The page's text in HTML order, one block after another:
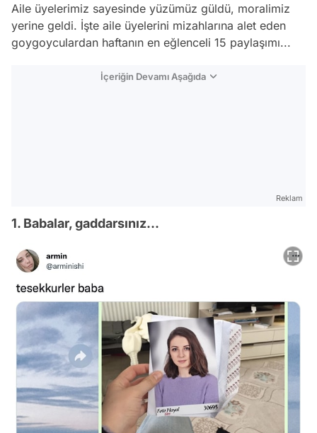
Aile üyelerimiz sayesinde yüzümüz güldü, moralimiz
yerine geldi. İşte aile üyelerini mizahlarına alet eden
goygoyculardan haftanın en eğlenceli 15 paylaşımı...
İçeriğin Devamı Aşağıda
Reklam
1. Babalar, gaddarsınız...